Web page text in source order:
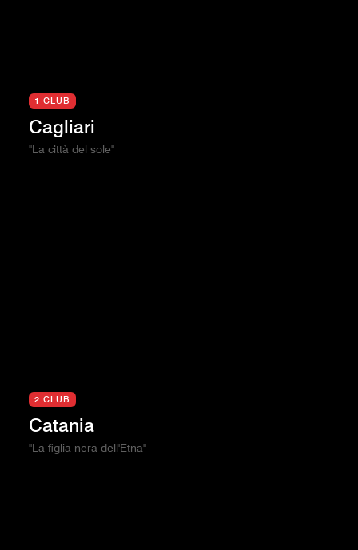
1 CLUB
Cagliari
"La città del sole"
2 CLUB
Catania
"La figlia nera dell'Etna"